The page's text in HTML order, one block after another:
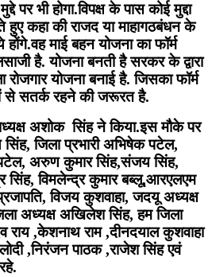
पर भी होगा.विपक्ष के पास कोई मुद्दा
हुए कहा की राजद या माहागठबंधन के
माई बहन योजना का फॉर्म
है. योजना बनती है सरकर के द्वारा
योजना बनाई है. जिसका फॉर्म
से सतर्क रहने की जरूरत है.
अशोक सिंह ने किया.इस मौके पर
सिंह, जिला प्रभारी अभिषेक पटेल,
पटेल, अरुण कुमार सिंह,संजय सिंह,
सिंह, विमलेन्द्र कुमार बब्लू,आरएलएम
विजय कुशवाहा, जदयू अध्यक्ष
अध्यक्ष अखिलेश सिंह, हम जिला
राय ,केशनाथ राम ,दीनदयाल कुशवाहा
,निरंजन पाठक ,राजेश सिंह एवं